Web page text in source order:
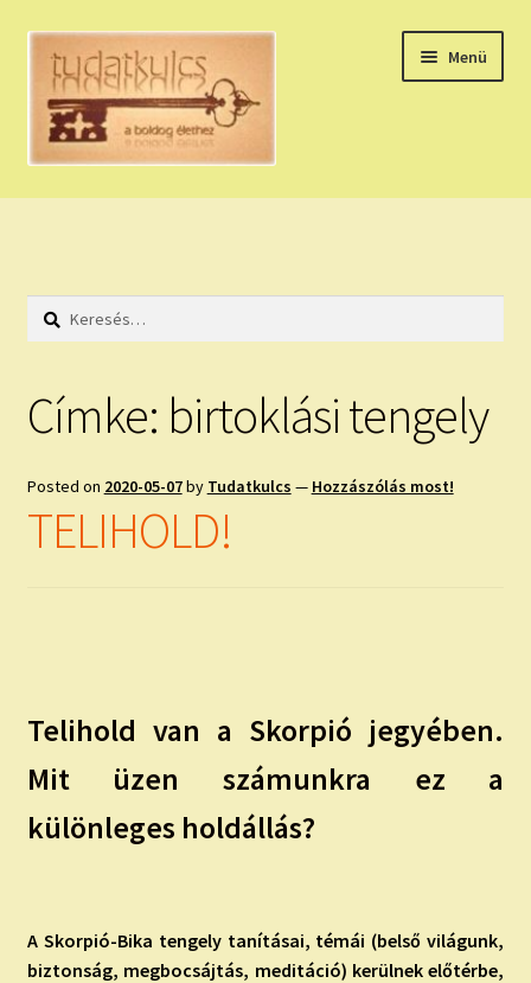
Ugrás
navigációhoz
Kilépés
tartalomba
Menü
HÚZZ EGY KÁRTYÁT!
HOLDNAPTÁR
KÉRJ EGY MEGERŐSÍTÉST!
TAROT ELEMZÉS MEGRENDELÉSE LIMITÁLT!
AJÁNDÉKOKKAL!
Keresés:
Címke: birtoklási tengely
Posted on 2020-05-07by Tudatkulcs — Hozzászólás most!
TELIHOLD!
Telihold van a Skorpió jegyében.
Mit üzen számunkra ez a
különleges holdállás?
A Skorpió-Bika tengely tanításai, témái (belső világunk,
biztonság, megbocsájtás, meditáció) kerülnek előtérbe,